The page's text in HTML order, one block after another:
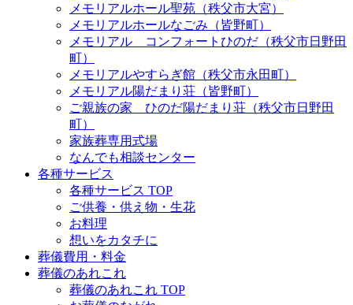
メモリアルホール聖苑（秩父市大宮）
メモリアルホールなごみ（皆野町）
メモリアル コンフォートひのだ（秩父市日野田
町）
メモリアルやすらぎ館（秩父市永田町）
メモリアル陽だまり荘（皆野町）
ご親族の家 ひのだ陽だまり荘（秩父市日野田
町）
家族葬専用式場
なんでも相談センター
各種サービス
各種サービス TOP
ご供養・供え物・生花
お料理
想いをカタチに
葬儀費用・料金
葬儀のあれこれ
葬儀のあれこれ TOP